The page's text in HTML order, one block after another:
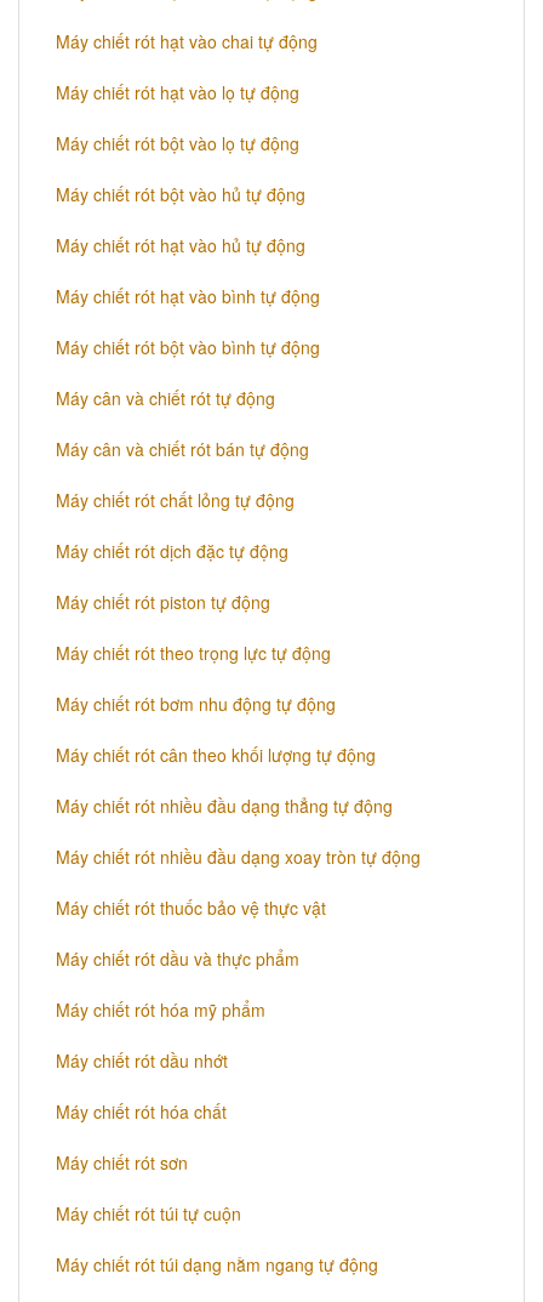
Máy chiết rót hạt vào chai tự động
Máy chiết rót hạt vào lọ tự động
Máy chiết rót bột vào lọ tự động
Máy chiết rót bột vào hủ tự động
Máy chiết rót hạt vào hủ tự động
Máy chiết rót hạt vào bình tự động
Máy chiết rót bột vào bình tự động
Máy cân và chiết rót tự động
Máy cân và chiết rót bán tự động
​Máy chiết rót chất lỏng tự động
​Máy chiết rót dịch đặc tự động
Máy chiết rót piston tự động
Máy chiết rót theo trọng lực tự động
​Máy chiết rót bơm nhu động tự động
Máy chiết rót cân theo khối lượng tự động
​Máy chiết rót nhiều đầu dạng thẳng tự động
​Máy chiết rót nhiều đầu dạng xoay tròn tự động
Máy chiết rót thuốc bảo vệ thực vật
Máy chiết rót dầu và thực phẩm
Máy chiết rót hóa mỹ phẩm
Máy chiết rót dầu nhớt
Máy chiết rót hóa chất
Máy chiết rót sơn
Máy chiết rót túi tự cuộn
Máy chiết rót túi dạng nằm ngang tự động